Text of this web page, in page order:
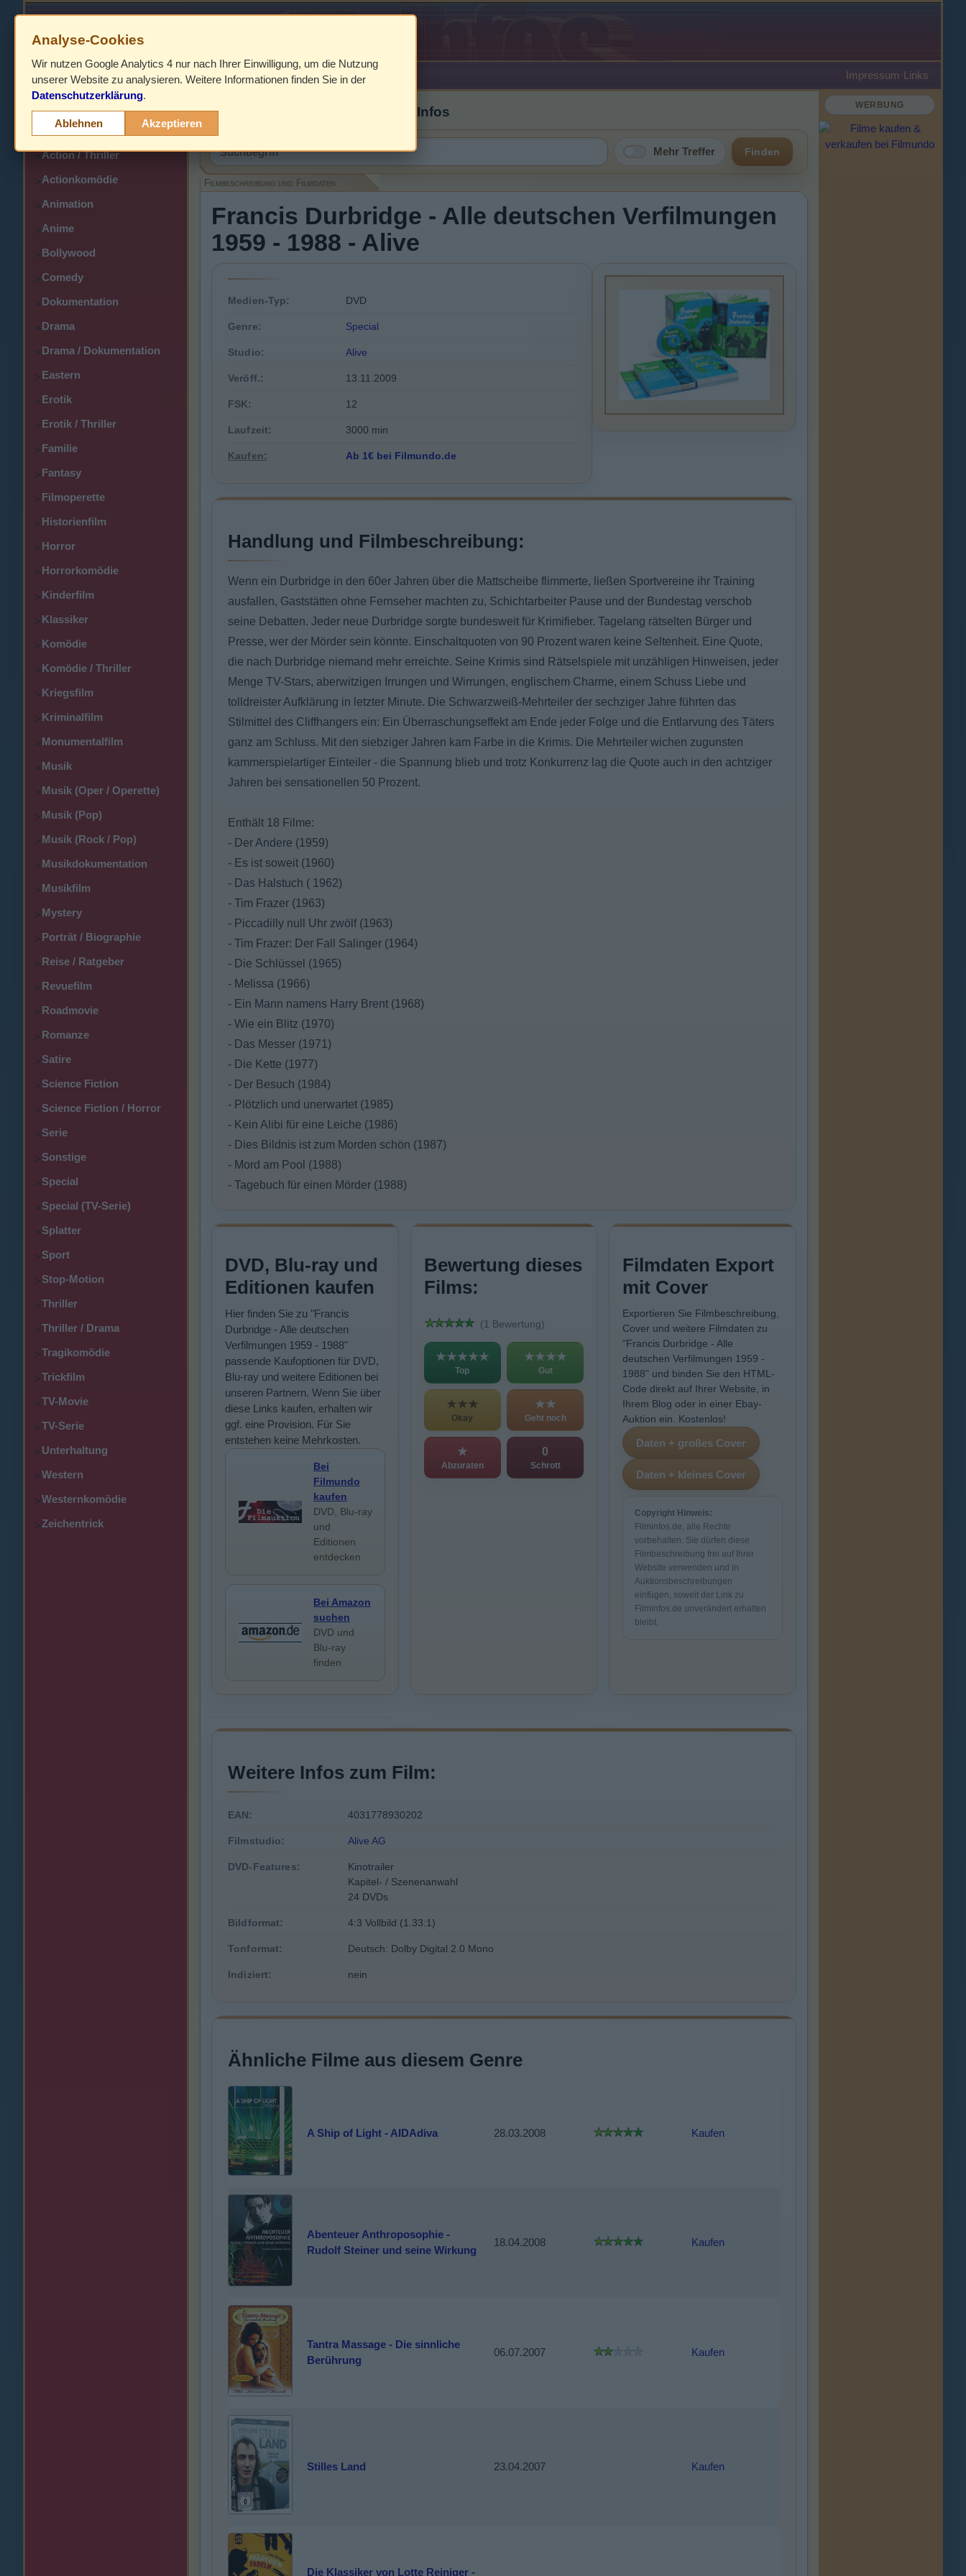
HOME Impressum ·Links·
>
> Action
>Action / Thriller
>Actionkomödie
>Animation
>Anime
>Bollywood
>Comedy
>Dokumentation
>Drama
>Drama / Dokumentation
>Eastern
>Erotik
>Erotik / Thriller
>Familie
>Fantasy
>Filmoperette
>Historienfilm
>Horror
>Horrorkomödie
>Kinderfilm
>Klassiker
>Komödie
>Komödie / Thriller
>Kriegsfilm
>Kriminalfilm
>Monumentalfilm
>Musik
>Musik (Oper / Operette)
>Musik (Pop)
>Musik (Rock / Pop)
>Musikdokumentation
>Musikfilm
>Mystery
>Porträt / Biographie
>Reise / Ratgeber
>Revuefilm
>Roadmovie
>Romanze
>Satire
>Science Fiction
>Science Fiction / Horror
>Serie
>Sonstige
>Special
>Special (TV-Serie)
>Splatter
>Sport
>Stop-Motion
>Thriller
>Thriller / Drama
>Tragikomödie
>Trickfilm
>TV-Movie
>TV-Serie
>Unterhaltung
>Western
>Westernkomödie
>Zeichentrick
Filmbeschreibung, Cover & DVD Infos
Mehr Treffer Finden
Filmbeschreibung und Filmdaten
Francis Durbridge - Alle deutschen Verfilmungen
1959 - 1988 - Alive
Medien-Typ: DVD
Genre: Special
Studio: Alive
Veröff.: 13.11.2009
FSK: 12
Laufzeit: 3000 min
Kaufen: Ab 1€ bei Filmundo.de
Handlung und Filmbeschreibung:
Wenn ein Durbridge in den 60er Jahren über die Mattscheibe flimmerte, ließen Sportvereine ihr Training
ausfallen, Gaststätten ohne Fernseher machten zu, Schichtarbeiter Pause und der Bundestag verschob
seine Debatten. Jeder neue Durbridge sorgte bundesweit für Krimifieber. Tagelang rätselten Bürger und
Presse, wer der Mörder sein könnte. Einschaltquoten von 90 Prozent waren keine Seltenheit. Eine Quote,
die nach Durbridge niemand mehr erreichte. Seine Krimis sind Rätselspiele mit unzähligen Hinweisen, jeder
Menge TV-Stars, aberwitzigen Irrungen und Wirrungen, englischem Charme, einem Schuss Liebe und
tolldreister Aufklärung in letzter Minute. Die Schwarzweiß-Mehrteiler der sechziger Jahre führten das
Stilmittel des Cliffhangers ein: Ein Überraschungseffekt am Ende jeder Folge und die Entlarvung des Täters
ganz am Schluss. Mit den siebziger Jahren kam Farbe in die Krimis. Die Mehrteiler wichen zugunsten
kammerspielartiger Einteiler - die Spannung blieb und trotz Konkurrenz lag die Quote auch in den achtziger
Jahren bei sensationellen 50 Prozent.
Enthält 18 Filme:
- Der Andere (1959)
- Es ist soweit (1960)
- Das Halstuch ( 1962)
- Tim Frazer (1963)
- Piccadilly null Uhr zwölf (1963)
- Tim Frazer: Der Fall Salinger (1964)
- Die Schlüssel (1965)
- Melissa (1966)
- Ein Mann namens Harry Brent (1968)
- Wie ein Blitz (1970)
- Das Messer (1971)
- Die Kette (1977)
- Der Besuch (1984)
- Plötzlich und unerwartet (1985)
- Kein Alibi für eine Leiche (1986)
- Dies Bildnis ist zum Morden schön (1987)
- Mord am Pool (1988)
- Tagebuch für einen Mörder (1988)
DVD, Blu-ray und
Editionen kaufen
Hier finden Sie zu "Francis
Durbridge - Alle deutschen
Verfilmungen 1959 - 1988"
passende Kaufoptionen für DVD,
Blu-ray und weitere Editionen bei
unseren Partnern. Wenn Sie über
diese Links kaufen, erhalten wir
ggf. eine Provision. Für Sie
entstehen keine Mehrkosten.
Bei
Filmundo
kaufen
DVD, Blu-ray
und
Editionen
entdecken
Bei Amazon
suchen
DVD und
Blu-ray
finden
Bewertung dieses
Films:
(1 Bewertung)
★★★★★
Top
★★★★
Gut
★★★
Okay
★★
Geht noch
★
Abzuraten
0
Schrott
Filmdaten Export
mit Cover
Exportieren Sie Filmbeschreibung,
Cover und weitere Filmdaten zu
"Francis Durbridge - Alle
deutschen Verfilmungen 1959 -
1988" und binden Sie den HTML-
Code direkt auf Ihrer Website, in
Ihrem Blog oder in einer Ebay-
Auktion ein. Kostenlos!
Copyright Hinweis:
Filminfos.de, alle Rechte
vorbehalten. Sie dürfen diese
Filmbeschreibung frei auf Ihrer
Website verwenden und in
Auktionsbeschreibungen
einfügen, soweit der Link zu
Filminfos.de unverändert erhalten
bleibt.
Weitere Infos zum Film:
EAN: 4031778930202
Filmstudio: Alive AG
DVD-Features:
Kinotrailer
Kapitel- / Szenenanwahl
24 DVDs
Bildformat: 4:3 Vollbild (1.33:1)
Tonformat: Deutsch: Dolby Digital 2.0 Mono
Indiziert: nein
Ähnliche Filme aus diesem Genre
A Ship of Light - AIDAdiva 28.03.2008 Kaufen
Abenteuer Anthroposophie -
Rudolf Steiner und seine Wirkung
18.04.2008 Kaufen
Tantra Massage - Die sinnliche
Berührung
06.07.2007 Kaufen
Stilles Land 23.04.2007 Kaufen
Die Klassiker von Lotte Reiniger -
WERBUNG
Analyse-Cookies
Wir nutzen Google Analytics 4 nur nach Ihrer Einwilligung, um die Nutzung
unserer Website zu analysieren. Weitere Informationen finden Sie in der
Datenschutzerklärung.
Ablehnen Akzeptieren